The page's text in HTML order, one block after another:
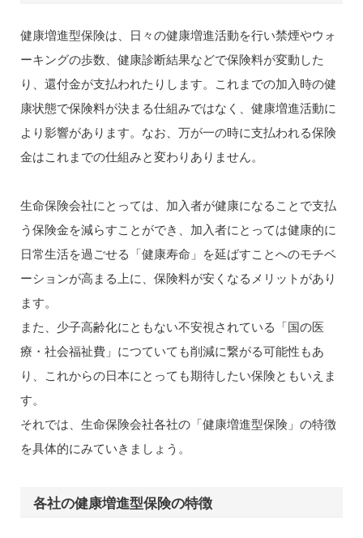
健康増進型保険は、日々の健康増進活動を行い禁煙やウォ
ーキングの歩数、健康診断結果などで保険料が変動した
り、還付金が支払われたりします。これまでの加入時の健
康状態で保険料が決まる仕組みではなく、健康増進活動に
より影響があります。なお、万が一の時に支払われる保険
金はこれまでの仕組みと変わりありません。
生命保険会社にとっては、加入者が健康になることで支払
う保険金を減らすことができ、加入者にとっては健康的に
日常生活を過ごせる「健康寿命」を延ばすことへのモチベ
ーションが高まる上に、保険料が安くなるメリットがあり
ます。
また、少子高齢化にともない不安視されている「国の医
療・社会福祉費」につていても削減に繋がる可能性もあ
り、これからの日本にとっても期待したい保険ともいえま
す。
それでは、生命保険会社各社の「健康増進型保険」の特徴
を具体的にみていきましょう。
各社の健康増進型保険の特徴